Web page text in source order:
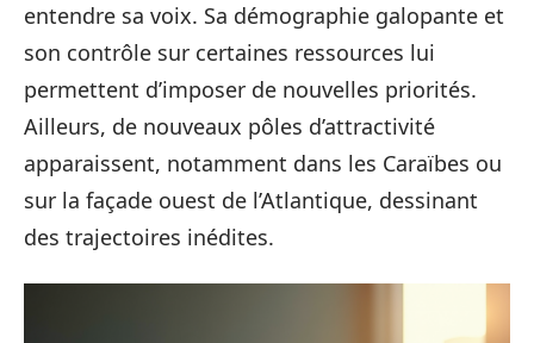
entendre sa voix. Sa démographie galopante et
son contrôle sur certaines ressources lui
permettent d’imposer de nouvelles priorités.
Ailleurs, de nouveaux pôles d’attractivité
apparaissent, notamment dans les Caraïbes ou
sur la façade ouest de l’Atlantique, dessinant
des trajectoires inédites.